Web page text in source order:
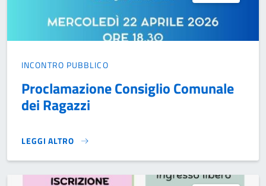
INCONTRO PUBBLICO
Proclamazione Consiglio Comunale
dei Ragazzi
LEGGI ALTRO
PROCLAMAZIONE CONSIGLIO COMUNALE DEI RAGAZZI}